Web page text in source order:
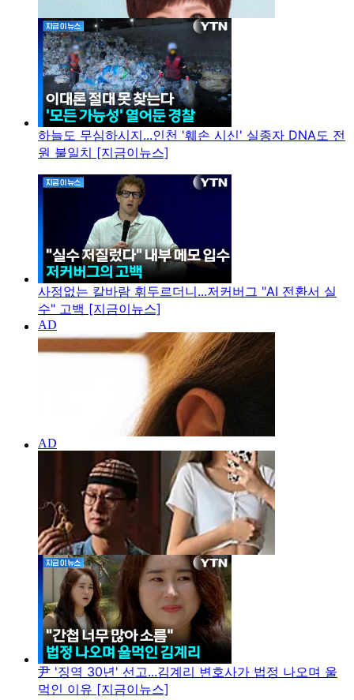
하늘도 무심하시지...인천 '훼손 시신' 실종자 DNA도 전
원 불일치 [지금이뉴스]
사정없는 칼바람 휘두르더니...저커버그 "AI 전환서 실
수" 고백 [지금이뉴스]
尹 '징역 30년' 선고...김계리 변호사가 법정 나오며 울
먹인 이유 [지금이뉴스]